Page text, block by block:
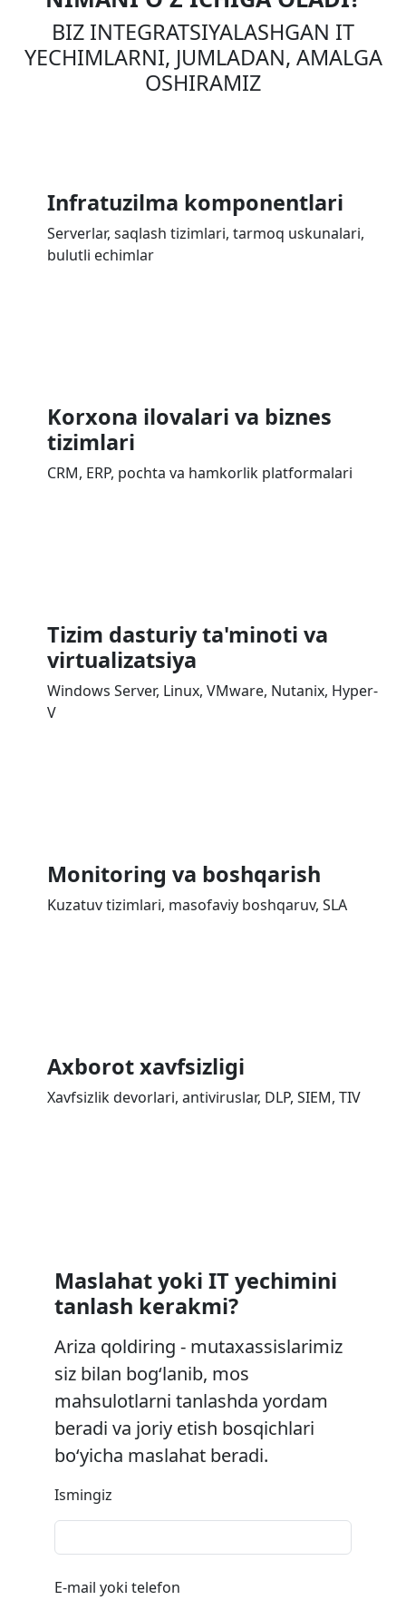
BIZ INTEGRATSIYALASHGAN IT
YECHIMLARNI, JUMLADAN, AMALGA
OSHIRAMIZ
Infratuzilma komponentlari
Serverlar, saqlash tizimlari, tarmoq uskunalari,
bulutli echimlar
Korxona ilovalari va biznes
tizimlari
CRM, ERP, pochta va hamkorlik platformalari
Tizim dasturiy ta'minoti va
virtualizatsiya
Windows Server, Linux, VMware, Nutanix, Hyper-
V
Monitoring va boshqarish
Kuzatuv tizimlari, masofaviy boshqaruv, SLA
Axborot xavfsizligi
Xavfsizlik devorlari, antiviruslar, DLP, SIEM, TIV
Maslahat yoki IT yechimini
tanlash kerakmi?
Ariza qoldiring - mutaxassislarimiz
siz bilan bog‘lanib, mos
mahsulotlarni tanlashda yordam
beradi va joriy etish bosqichlari
bo‘yicha maslahat beradi.
Ismingiz
E-mail yoki telefon